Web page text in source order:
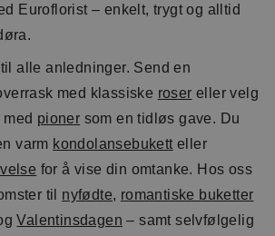
Euroflorist – enkelt, trygt og alltid
alle anledninger. Send en
med klassiske roser eller velg
pioner som en tidløs gave. Du
varm kondolansebukett eller
for å vise din omtanke. Hos oss
til nyfødte, romantiske buketter
Valentinsdagen – samt selvfølgelig